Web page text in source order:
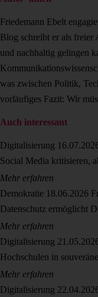
Friedemann Ebelt
Blog schreibt er als
und nachhaltig gelingen
was zwischen Politik,
vorläufiges Fazit: Wir
Auch interessant
Digitalisierung
Social Media kritisieren,
Mehr erfahren
Demokratie 18.06.2026
Datenschutz ermöglicht
Mehr erfahren
Digitalisierung
Hochschulen in
Mehr erfahren
Digitalisierung